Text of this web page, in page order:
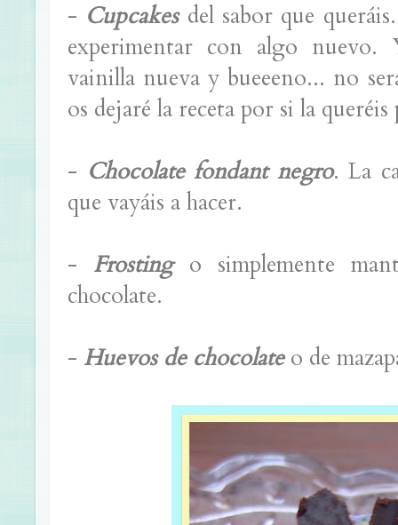
- Cupcakesdel sabor que
experimentar con algo
vainilla nueva y bueeeno... no
os dejaré la receta por si la
- Chocolate fondant negro. La
que vayáis a hacer.
- Frostingo simplemente
chocolate.
- Huevos de chocolateo de